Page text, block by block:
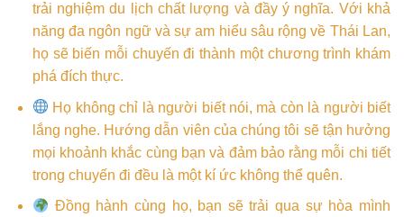
trải nghiệm du lịch chất lượng và đầy ý nghĩa. Với khả
năng đa ngôn ngữ và sự am hiểu sâu rộng về Thái Lan,
họ sẽ biến mỗi chuyến đi thành một chương trình khám
phá đích thực.
Họ không chỉ là người biết nói, mà còn là người biết
lắng nghe. Hướng dẫn viên của chúng tôi sẽ tận hưởng
mọi khoảnh khắc cùng bạn và đảm bảo rằng mỗi chi tiết
trong chuyến đi đều là một kí ức không thể quên.
Đồng hành cùng họ, bạn sẽ trải qua sự hòa mình